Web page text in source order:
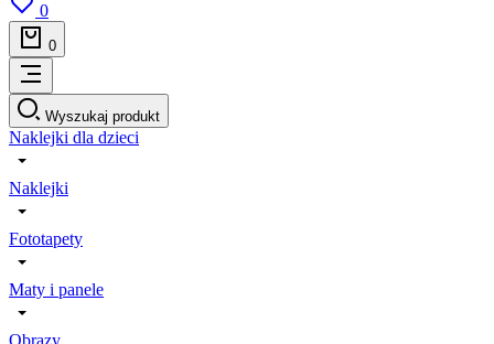
0
0
Wyszukaj produkt
Naklejki dla dzieci
Naklejki
Fototapety
Maty i panele
Obrazy